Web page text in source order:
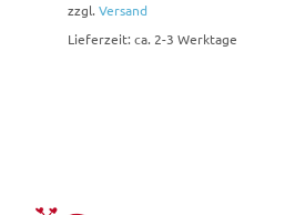
zzgl. Versand
Lieferzeit: ca. 2-3 Werktage